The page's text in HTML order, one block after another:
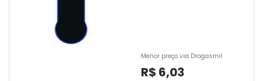
Menor preço via Drogasmil
R$ 6,03